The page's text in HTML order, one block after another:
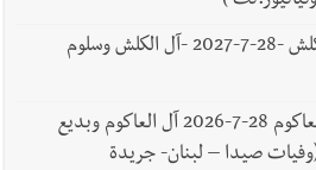
وفاة الحاج حسن حسين الكلش -28-7-2027 -آل الكلش وسلوم
وفاة الحاجة غزالة محمد العاكوم 28-7-2026 آل العاكوم وبديع
صيدا – لبنان- جريدة